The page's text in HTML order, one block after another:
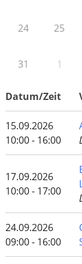
24 25
31 1
Datum/Zeit
15.09.2026
10:00 - 16:00
17.09.2026
10:00 - 17:00
24.09.2026
09:00 - 16:00